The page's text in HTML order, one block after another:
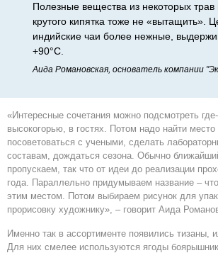
Полезные вещества из некоторых трав
крутого кипятка тоже не «вытащить».
индийские чаи более нежные,
+90°С.
Аида Романовская, основатель компании
«Интересные сочетания можно подсмотреть
высокогорью, в гостях. Потом надо найти место
посоветоваться с учеными, сделать
составам, дождаться сезона. Обычно
пропускаем, так что от идеи до реализации
года. Параллельно придумываем название –
этим местом. Потом выбираем рисунок для
прорисовку художнику», – говорит Аида
Именно так в ассортименте появились тизаны,
Для них смелее используются ягоды